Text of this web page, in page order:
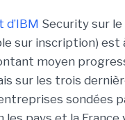
IBM Security sur
sur inscription) est
moyen
sur les trois
sondées